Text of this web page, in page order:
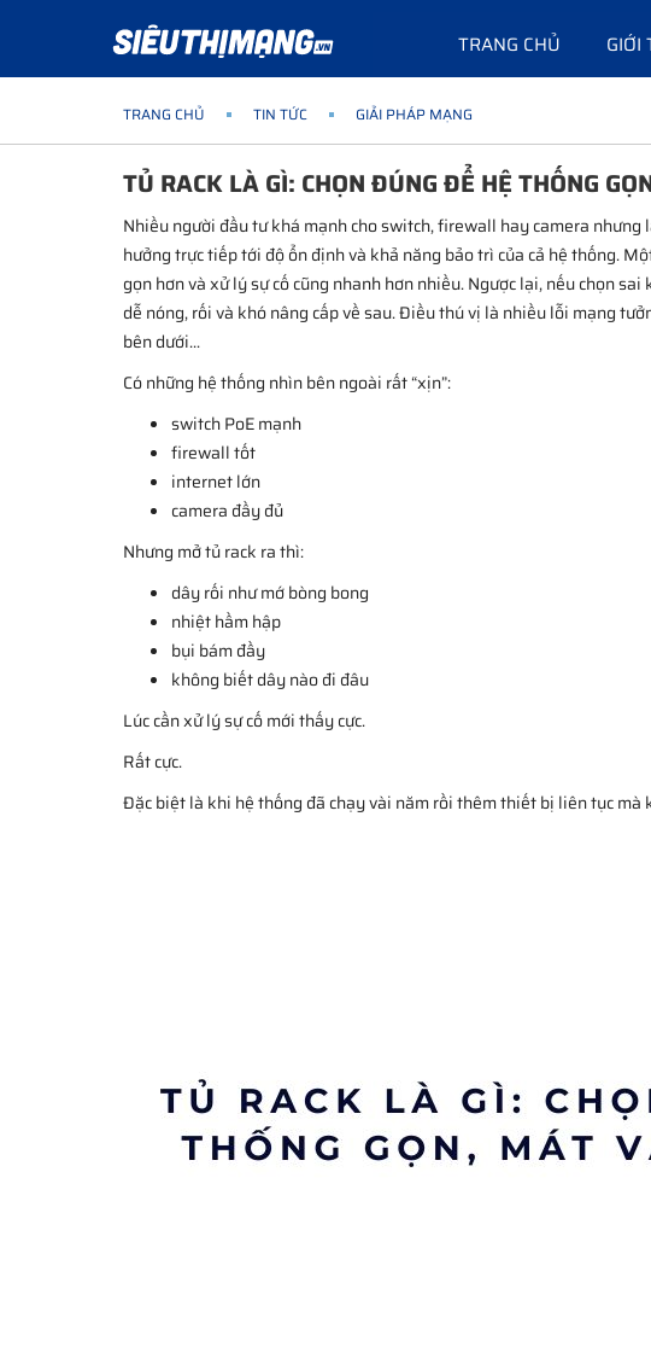
TRANG CHỦ GIỚI
TRANG CHỦ TIN TỨC GIẢI PHÁP MẠNG
TỦ RACK LÀ GÌ: CHỌN ĐÚNG ĐỂ HỆ THỐNG
Nhiều người đầu tư khá mạnh cho switch, firewall hay camera
hưởng trực tiếp tới độ ổn định và khả năng bảo trì của cả hệ thống.
gọn hơn và xử lý sự cố cũng nhanh hơn nhiều. Ngược lại, nếu chọn
dễ nóng, rối và khó nâng cấp về sau. Điều thú vị là nhiều lỗi mạng
bên dưới...
Có những hệ thống nhìn bên ngoài rất “xịn”:
switch PoE mạnh
firewall tốt
internet lớn
camera đầy đủ
Nhưng mở tủ rack ra thì:
dây rối như mớ bòng bong
nhiệt hầm hập
bụi bám đầy
không biết dây nào đi đâu
Lúc cần xử lý sự cố mới thấy cực.
Rất cực.
Đặc biệt là khi hệ thống đã chạy vài năm rồi thêm thiết bị liên tục mà